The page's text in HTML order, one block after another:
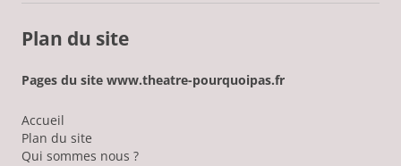
Plan du site
Pages du site www.theatre-pourquoipas.fr
Accueil
Plan du site
Qui sommes nous ?